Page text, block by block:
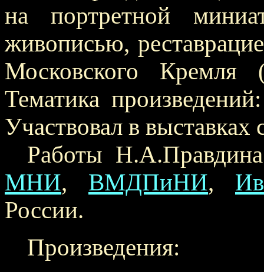
на портретной
живописью,
Московского Кремля
Тематика
Участвовал в выставках
Работы
МНИ, ВМДПиНИ,
России.
Произведения: